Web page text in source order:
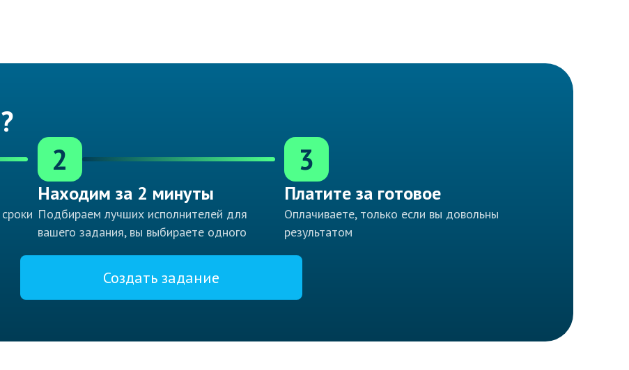
2
Находим за 2 минуты
Подбираем лучших исполнителей для
вашего задания, вы выбираете одного
3
Платите за готовое
Оплачиваете, только если вы довольны
результатом
Создать задание